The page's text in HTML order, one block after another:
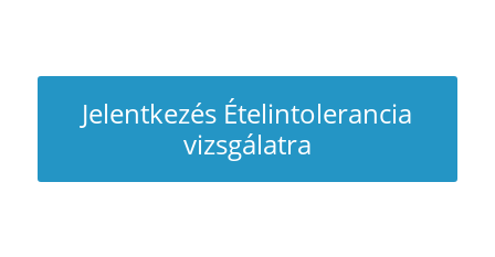
Jelentkezés Ételintolerancia
vizsgálatra